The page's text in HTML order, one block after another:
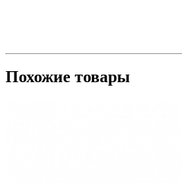
Похожие товары